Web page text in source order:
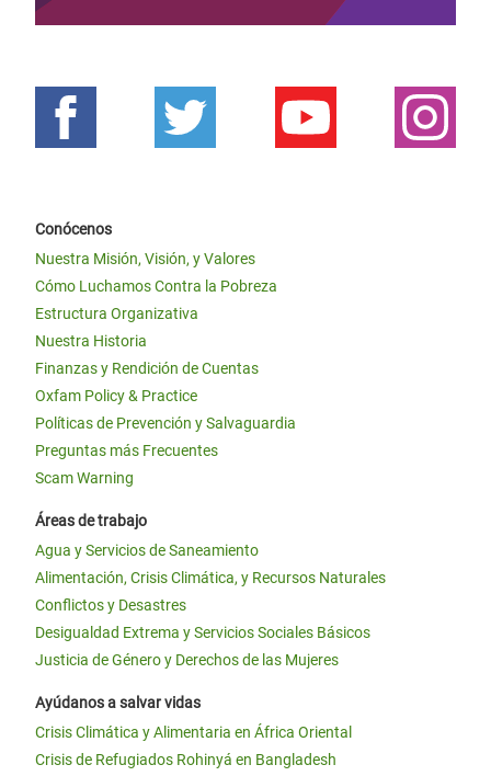
Conócenos
Nuestra Misión, Visión, y Valores
Cómo Luchamos Contra la Pobreza
Estructura Organizativa
Nuestra Historia
Finanzas y Rendición de Cuentas
Oxfam Policy & Practice
Políticas de Prevención y Salvaguardia
Preguntas más Frecuentes
Scam Warning
Áreas de trabajo
Agua y Servicios de Saneamiento
Alimentación, Crisis Climática, y Recursos Naturales
Conflictos y Desastres
Desigualdad Extrema y Servicios Sociales Básicos
Justicia de Género y Derechos de las Mujeres
Ayúdanos a salvar vidas
Crisis Climática y Alimentaria en África Oriental
Crisis de Refugiados Rohinyá en Bangladesh